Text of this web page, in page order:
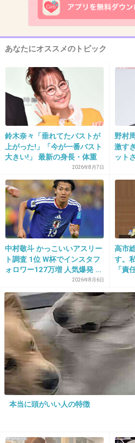
企業に給料をあげろという圧
では。 東京でこの給料は安
+131
でも東京だもんね。こちら
企業。持ち家なし。共働きで
と。
14. 匿名2021/05/03(月) 15:15:22
洋服のだよね？
+180
15. 匿名 2021/05/03(月) 15:15:30
50位までみたけど低賃金は業界全体
あなたにオススメのトピック
鈴木奈々「垂れてたバストが
上がった!」「今が一番バスト
大きい!」 最新の身長・体重
2026年8月7日
野村
激す
ット
中村敬斗 かっこいいアスリー
ト調査 1位 W杯でインスタフ
ォロワー127万増 人気爆発 …
2位 高橋藍 3位 大谷翔平2026年8月6日
高市
す。
「責
公約
本当に頭がいい人の特徴